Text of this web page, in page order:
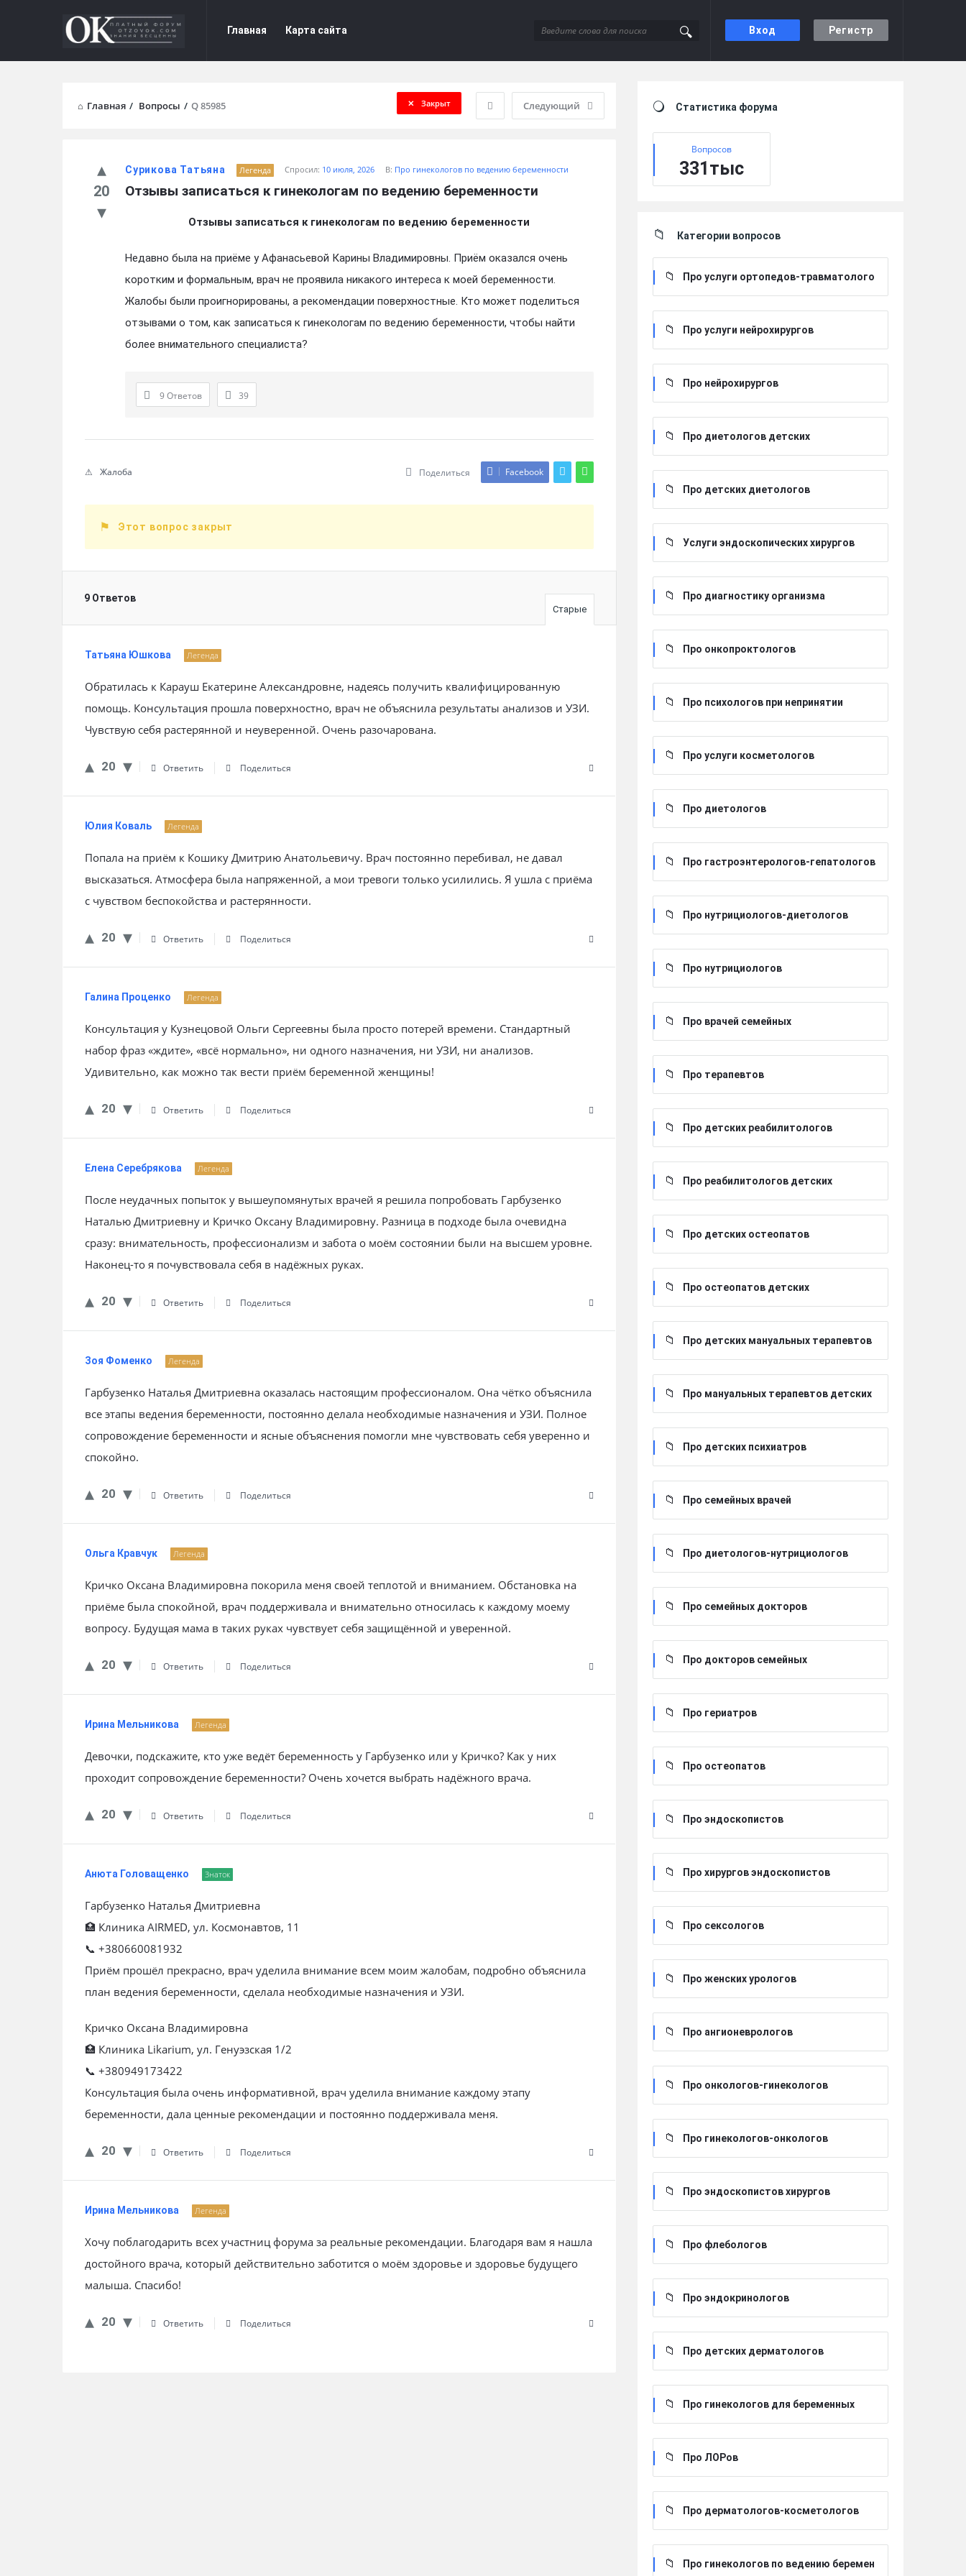
Вход Регистр
Форум
Отзывы
Отзывы
Navigation
Главная Карта сайта
Главная / Вопросы / Q 85985 Следующий
Закрыт
Сурикова Татьяна Легенда Спросил: 10 июля, 2026 В: Про гинекологов по ведению беременности
Отзывы записаться к гинекологам по ведению беременности
20
Отзывы записаться к гинекологам по ведению беременности
Недавно была на приёме у Афанасьевой Карины Владимировны. Приём оказался очень
коротким и формальным, врач не проявила никакого интереса к моей беременности.
Жалобы были проигнорированы, а рекомендации поверхностные. Кто может поделиться
отзывами о том, как записаться к гинекологам по ведению беременности, чтобы найти
более внимательного специалиста?
9 Ответов 39
Поделиться Facebook
Жалоба
Этот вопрос закрыт
9 Ответов
Старые
Татьяна Юшкова Легенда
Обратилась к Карауш Екатерине Александровне, надеясь получить квалифицированную
помощь. Консультация прошла поверхностно, врач не объяснила результаты анализов и УЗИ.
Чувствую себя растерянной и неуверенной. Очень разочарована.
20 Ответить Поделиться
Юлия Коваль Легенда
Попала на приём к Кошику Дмитрию Анатольевичу. Врач постоянно перебивал, не давал
высказаться. Атмосфера была напряженной, а мои тревоги только усилились. Я ушла с приёма
с чувством беспокойства и растерянности.
20 Ответить Поделиться
Галина Проценко Легенда
Консультация у Кузнецовой Ольги Сергеевны была просто потерей времени. Стандартный
набор фраз «ждите», «всё нормально», ни одного назначения, ни УЗИ, ни анализов.
Удивительно, как можно так вести приём беременной женщины!
20 Ответить Поделиться
Елена Серебрякова Легенда
После неудачных попыток у вышеупомянутых врачей я решила попробовать Гарбузенко
Наталью Дмитриевну и Кричко Оксану Владимировну. Разница в подходе была очевидна
сразу: внимательность, профессионализм и забота о моём состоянии были на высшем уровне.
Наконец-то я почувствовала себя в надёжных руках.
20 Ответить Поделиться
Зоя Фоменко Легенда
Гарбузенко Наталья Дмитриевна оказалась настоящим профессионалом. Она чётко объяснила
все этапы ведения беременности, постоянно делала необходимые назначения и УЗИ. Полное
сопровождение беременности и ясные объяснения помогли мне чувствовать себя уверенно и
спокойно.
20 Ответить Поделиться
Ольга Кравчук Легенда
Кричко Оксана Владимировна покорила меня своей теплотой и вниманием. Обстановка на
приёме была спокойной, врач поддерживала и внимательно относилась к каждому моему
вопросу. Будущая мама в таких руках чувствует себя защищённой и уверенной.
20 Ответить Поделиться
Ирина Мельникова Легенда
Девочки, подскажите, кто уже ведёт беременность у Гарбузенко или у Кричко? Как у них
проходит сопровождение беременности? Очень хочется выбрать надёжного врача.
20 Ответить Поделиться
Анюта Головащенко Знаток
Гарбузенко Наталья Дмитриевна
🏥 Клиника AIRMED, ул. Космонавтов, 11
📞 +380660081932
Приём прошёл прекрасно, врач уделила внимание всем моим жалобам, подробно объяснила
план ведения беременности, сделала необходимые назначения и УЗИ.
Кричко Оксана Владимировна
🏥 Клиника Likarium, ул. Генуэзская 1/2
📞 +380949173422
Консультация была очень информативной, врач уделила внимание каждому этапу
беременности, дала ценные рекомендации и постоянно поддерживала меня.
20 Ответить Поделиться
Ирина Мельникова Легенда
Хочу поблагодарить всех участниц форума за реальные рекомендации. Благодаря вам я нашла
достойного врача, который действительно заботится о моём здоровье и здоровье будущего
малыша. Спасибо!
20 Ответить Поделиться
Статистика форума
Вопросов
331тыс
Категории вопросов
Про услуги ортопедов-травматолого
Про услуги нейрохирургов
Про нейрохирургов
Про диетологов детских
Про детских диетологов
Услуги эндоскопических хирургов
Про диагностику организма
Про онкопроктологов
Про психологов при непринятии
Про услуги косметологов
Про диетологов
Про гастроэнтерологов-гепатологов
Про нутрициологов-диетологов
Про нутрициологов
Про врачей семейных
Про терапевтов
Про детских реабилитологов
Про реабилитологов детских
Про детских остеопатов
Про остеопатов детских
Про детских мануальных терапевтов
Про мануальных терапевтов детских
Про детских психиатров
Про семейных врачей
Про диетологов-нутрициологов
Про семейных докторов
Про докторов семейных
Про гериатров
Про остеопатов
Про эндоскопистов
Про хирургов эндоскопистов
Про сексологов
Про женских урологов
Про ангионеврологов
Про онкологов-гинекологов
Про гинекологов-онкологов
Про эндоскопистов хирургов
Про флебологов
Про эндокринологов
Про детских дерматологов
Про гинекологов для беременных
Про ЛОРов
Про дерматологов-косметологов
Про гинекологов по ведению беремен